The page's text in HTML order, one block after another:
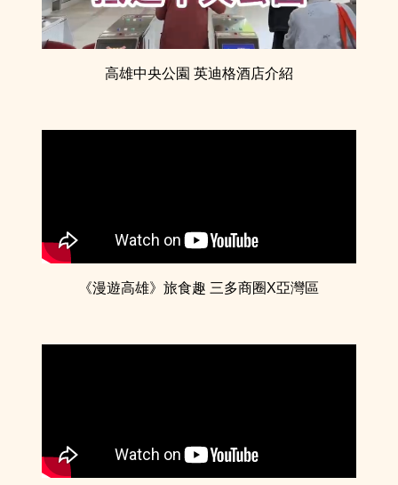
高雄中央公園 英迪格酒店介紹
《漫遊高雄》旅食趣 三多商圈X亞灣區